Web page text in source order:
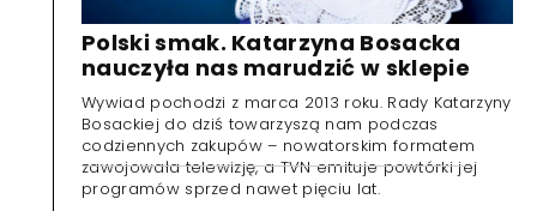
Polski smak. Katarzyna Bosacka
nauczyła nas marudzić w sklepie
Wywiad pochodzi z marca 2013 roku. Rady Katarzyny
Bosackiej do dziś towarzyszą nam podczas
codziennych zakupów – nowatorskim formatem
zawojowała telewizję, a TVN emituje powtórki jej
programów sprzed nawet pięciu lat.